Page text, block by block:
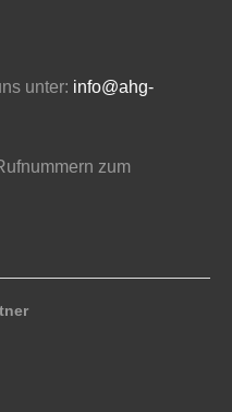
unter: info@ahg-
zum